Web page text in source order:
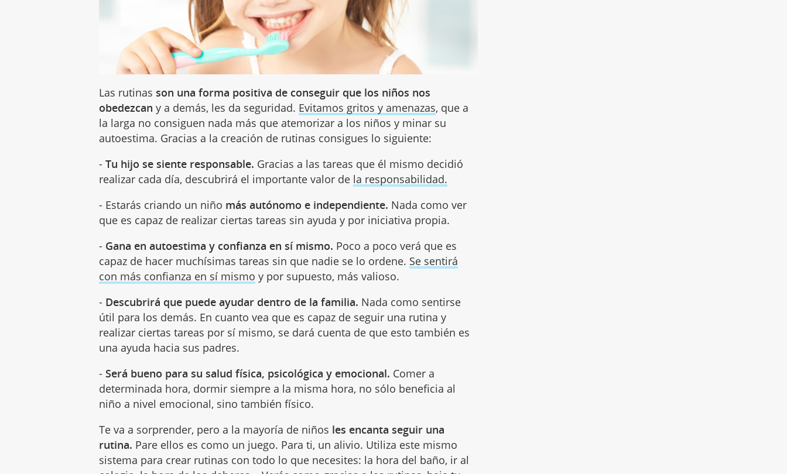
Las rutinas son una forma positiva de conseguir que los niños nos
obedezcan y a demás, les da seguridad. Evitamos gritos y amenazas, que a
la larga no consiguen nada más que atemorizar a los niños y minar su
autoestima. Gracias a la creación de rutinas consigues lo siguiente:
-Tu hijo se siente responsable. Gracias a las tareas que él mismo decidió
realizar cada día, descubrirá el importante valor de la responsabilidad.
- Estarás criando un niño más autónomo e independiente. Nada como ver
que es capaz de realizar ciertas tareas sin ayuda y por iniciativa propia.
- Gana en autoestima y confianza en sí mismo. Poco a poco verá que es
capaz de hacer muchísimas tareas sin que nadie se lo ordene. Se sentirá
con más confianza en sí mismo y por supuesto, más valioso.
- Descubrirá que puede ayudar dentro de la familia. Nada como sentirse
útil para los demás. En cuanto vea que es capaz de seguir una rutina y
realizar ciertas tareas por sí mismo, se dará cuenta de que esto también es
una ayuda hacia sus padres.
-Será bueno para su salud física, psicológica y emocional. Comer a
determinada hora, dormir siempre a la misma hora, no sólo beneficia al
niño a nivel emocional, sino también físico.
Te va a sorprender, pero a la mayoría de niños les encanta seguir una
rutina. Pare ellos es como un juego. Para ti, un alivio. Utiliza este mismo
sistema para crear rutinas con todo lo que necesites: la hora del baño, ir al